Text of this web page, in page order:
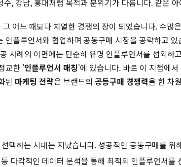
, 강남, 홍대처럼 목적과 분위기가 다릅니다. 같은
어느 때보다 치열한 경쟁의 장이 되었습니다. 수
플루언서와 협업하며 공동구매 시장을 공략하고
사례의 이면에는 단순히 유명 인플루언서를 섭외
교한 '인플루언서 매칭'에 있습니다. 바로 이 지점에서
된 마케팅 전략은 브랜드의 공동구매 경쟁력을 한 차
택하는 시대는 지났습니다. 성공적인 공동구매를
다각적인 데이터 분석을 통해 최적의 인플루언서를